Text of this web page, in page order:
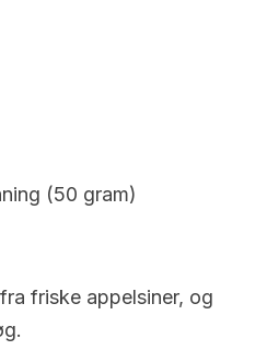
(50 gram)
friske appelsiner, og